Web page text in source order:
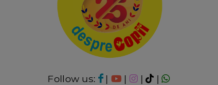
Follow us: | | |
|